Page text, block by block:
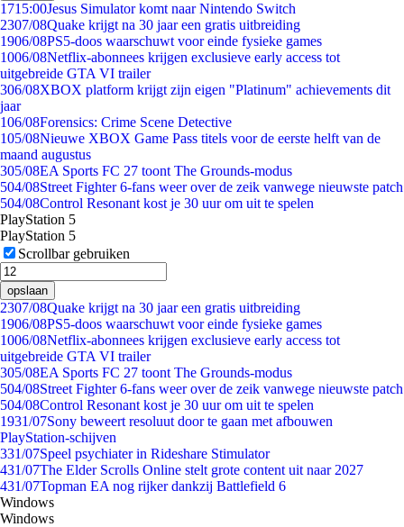
1715:00Jesus Simulator komt naar Nintendo Switch
2307/08Quake krijgt na 30 jaar een gratis uitbreiding
1906/08PS5-doos waarschuwt voor einde fysieke games
1006/08Netflix-abonnees krijgen exclusieve early access tot
uitgebreide GTA VI trailer
306/08XBOX platform krijgt zijn eigen "Platinum" achievements dit
jaar
106/08Forensics: Crime Scene Detective
105/08Nieuwe XBOX Game Pass titels voor de eerste helft van de
maand augustus
305/08EA Sports FC 27 toont The Grounds-modus
504/08Street Fighter 6-fans weer over de zeik vanwege nieuwste patch
504/08Control Resonant kost je 30 uur om uit te spelen
PlayStation 5
PlayStation 5
Scrollbar gebruiken
opslaan
2307/08Quake krijgt na 30 jaar een gratis uitbreiding
1906/08PS5-doos waarschuwt voor einde fysieke games
1006/08Netflix-abonnees krijgen exclusieve early access tot
uitgebreide GTA VI trailer
305/08EA Sports FC 27 toont The Grounds-modus
504/08Street Fighter 6-fans weer over de zeik vanwege nieuwste patch
504/08Control Resonant kost je 30 uur om uit te spelen
1931/07Sony beweert resoluut door te gaan met afbouwen
PlayStation-schijven
331/07Speel psychiater in Rideshare Stimulator
431/07The Elder Scrolls Online stelt grote content uit naar 2027
431/07Topman EA nog rijker dankzij Battlefield 6
Windows
Windows